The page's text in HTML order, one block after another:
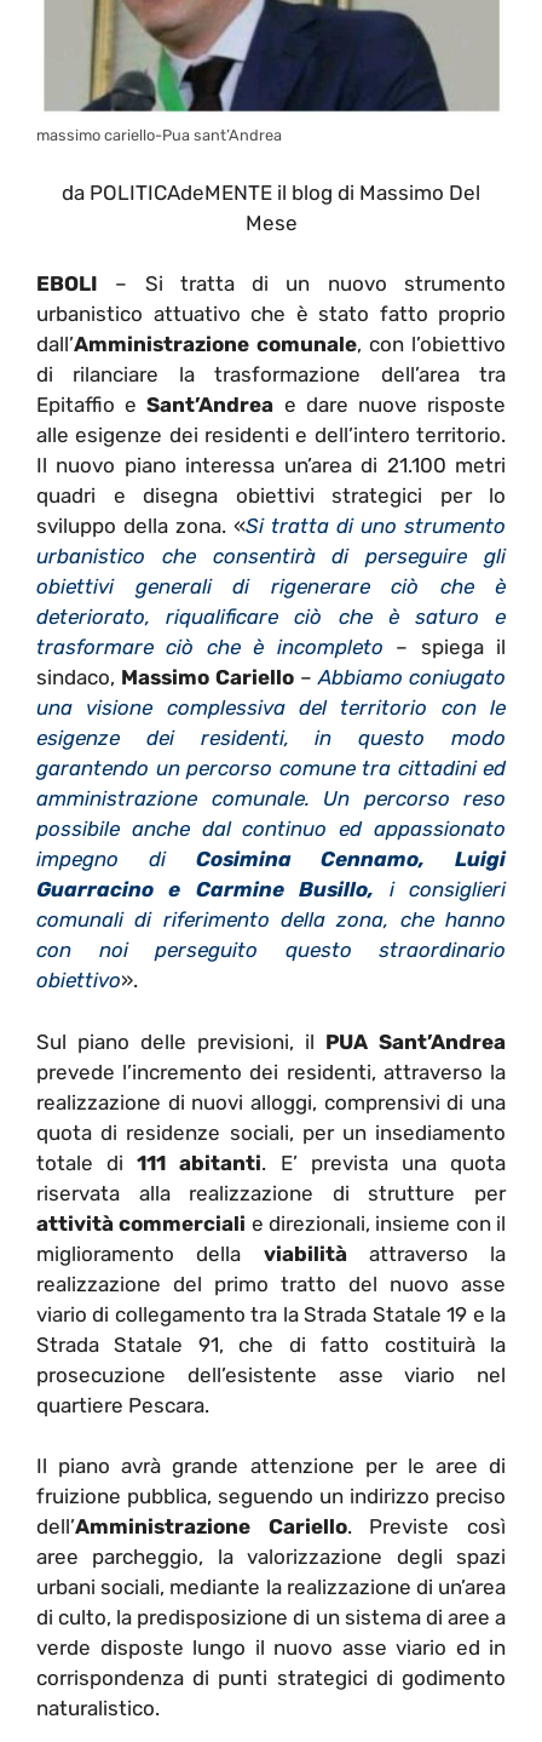
massimo cariello-Pua sant’Andrea
da POLITICAdeMENTE il blog di Massimo Del
Mese
EBOLI – Si tratta di un nuovo strumento
urbanistico attuativo che è stato fatto proprio
dall’Amministrazione comunale, con l’obiettivo
di rilanciare la trasformazione dell’area tra
Epitaffio eSant’Andrea e dare nuove risposte
alle esigenze dei residenti e dell’intero territorio.
Il nuovo piano interessa un’area di 21.100 metri
quadri e disegna obiettivi strategici per lo
sviluppo della zona. «Si tratta di uno strumento
urbanistico che consentirà di perseguire gli
obiettivi generali di rigenerare ciò che è
deteriorato, riqualificare ciò che è saturo e
trasformare ciò che è incompleto – spiega il
sindaco, Massimo Cariello –Abbiamo coniugato
una visione complessiva del territorio con le
esigenze dei residenti, in questo modo
garantendo un percorso comune tra cittadini ed
amministrazione comunale. Un percorso reso
possibile anche dal continuo ed appassionato
impegno di Cosimina Cennamo, Luigi
Guarracino e Carmine Busillo, i consiglieri
comunali di riferimento della zona, che hanno
con noi perseguito questo straordinario
obiettivo».
Sul piano delle previsioni, il PUA Sant’Andrea
prevede l’incremento dei residenti, attraverso la
realizzazione di nuovi alloggi, comprensivi di una
quota di residenze sociali, per un insediamento
totale di111 abitanti. E’ prevista una quota
riservata alla realizzazione di strutture per
attività commerciali e direzionali, insieme con il
miglioramento della viabilitàattraverso la
realizzazione del primo tratto del nuovo asse
viario di collegamento tra la Strada Statale 19 e la
Strada Statale 91, che di fatto costituirà la
prosecuzione dell’esistente asse viario nel
quartiere Pescara.
Il piano avrà grande attenzione per le aree di
fruizione pubblica, seguendo un indirizzo preciso
dell’Amministrazione Cariello. Previste così
aree parcheggio, la valorizzazione degli spazi
urbani sociali, mediante la realizzazione di un’area
di culto, la predisposizione di un sistema di aree a
verde disposte lungo il nuovo asse viario ed in
corrispondenza di punti strategici di godimento
naturalistico.